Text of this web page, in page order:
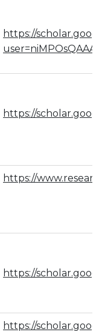
https://
https://
https://
https://
https://